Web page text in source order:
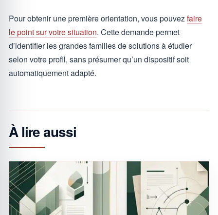
Pour obtenir une première orientation, vous pouvez faire
le point sur votre situation. Cette demande permet
d’identifier les grandes familles de solutions à étudier
selon votre profil, sans présumer qu’un dispositif soit
automatiquement adapté.
À lire aussi